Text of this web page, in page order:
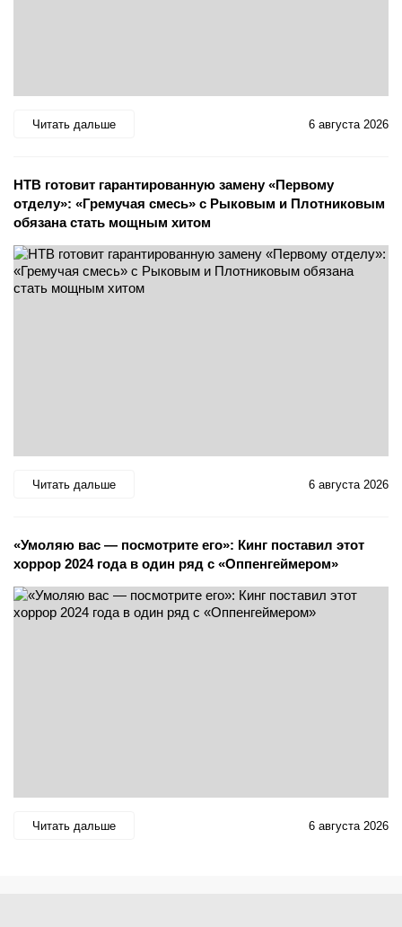
Читать дальше 6 августа 2026
НТВ готовит гарантированную замену «Первому
отделу»: «Гремучая смесь» с Рыковым и Плотниковым
обязана стать мощным хитом
Читать дальше 6 августа 2026
«Умоляю вас — посмотрите его»: Кинг поставил этот
хоррор 2024 года в один ряд с «Оппенгеймером»
Читать дальше 6 августа 2026